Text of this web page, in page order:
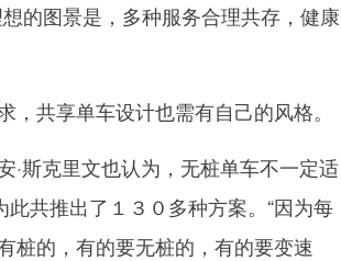
的图景是，多种服务合理共存，健康
共享单车设计也需有自己的风格。
斯克里文也认为，无桩单车不一定适
共推出了１３０多种方案。“因为每
桩的，有的要无桩的，有的要变速